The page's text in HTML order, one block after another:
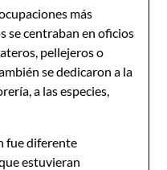
más
se centraban en oficios
pellejeros o
se dedicaron a la
a las especies,
fue diferente
estuvieran